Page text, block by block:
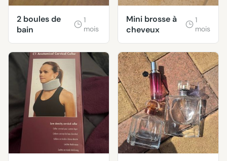
2 boules de
bain
1
mois
Mini brosse à
cheveux
1
mois